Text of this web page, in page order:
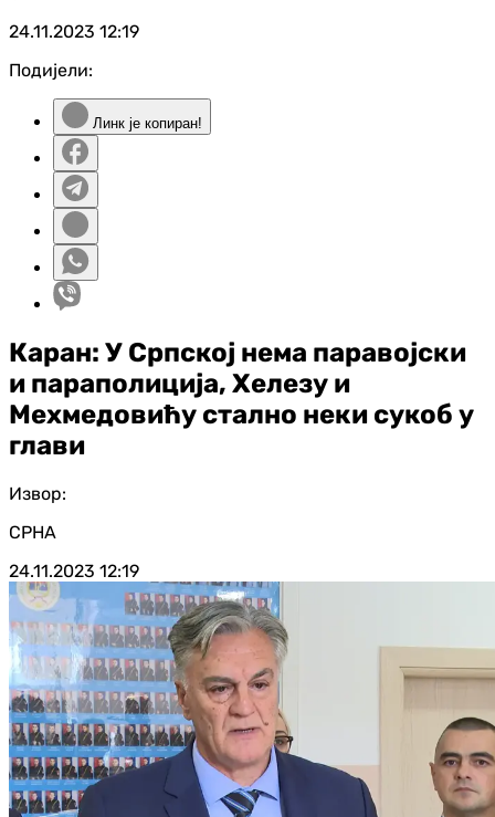
24.11.2023 12:19
Подијели:
Линк је копиран!
Каран: У Српској нема паравојски
и параполиција, Хелезу и
Мехмедовићу стално неки сукоб у
глави
Извор:
СРНА
24.11.2023 12:19